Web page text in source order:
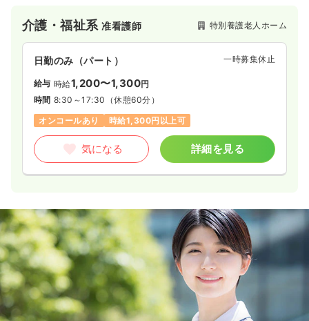
主役の「ハレの日」を演出するケアを実践しています。
就業しながら資格取得を応援する制度や、阿波踊りや花火大会
など地域を巻き込んだ大規模な行事を企画・実行できる、明る
く活気あふれる職場です。
介護・福祉系准看護師 特別養護老人ホーム
日勤のみ（パート） 一時募集休止
給与 時給1,200〜1,300円
時間 8:30～17:30 （休憩60分）
オンコールあり
時給1,300円以上可
気になる 詳細を見る